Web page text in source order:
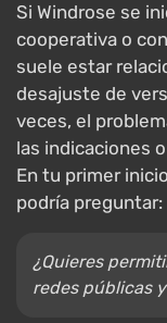
Si Windrose se
cooperativa o
suele estar
desajuste de
veces, el
las indicaciones
En tu primer
podría preguntar:
¿Quieres
redes públicas